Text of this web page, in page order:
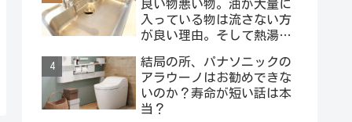
良い物悪い物。油が大量に
入っている物は流さない方
が良い理由。そして熱湯は
結局の所、パナソニックの
アラウーノはお勧めできな
いのか？寿命が短い話は本
当？